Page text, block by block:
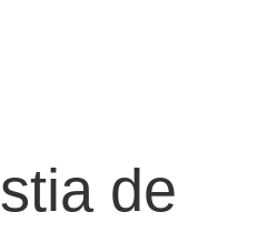
de